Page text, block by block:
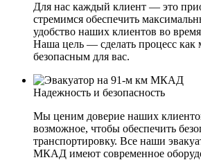
Для нас каждый клиент — это
стремимся обеспечить
удобство наших клиентов во
Наша цель — сделать процесс как
безопасным для вас.
Надежность и безопасность
Мы ценим доверие наших
возможное, чтобы обеспечить
транспортировку. Все наши
МКАД имеют современное